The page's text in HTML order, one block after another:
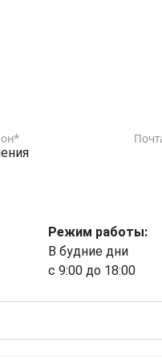
Режим работы:
В будние дни
с 9:00 до 18:00